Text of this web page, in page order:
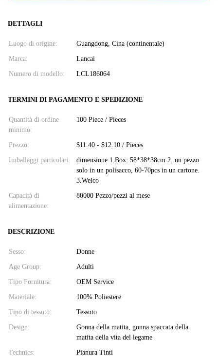
DETTAGLI
Luogo di origine: Guangdong, Cina (continentale)
Marca: Lancai
Numero di modello: LCL186064
TERMINI DI PAGAMENTO E SPEDIZIONE
Quantità di ordine
minimo:
100 Piece / Pieces
Prezzo: $11.40 - $12.10 / Pieces
Imballaggi particolari:
dimensione 1.Box: 58*38*38cm 2. un pezzo
solo in un polisacco, 60-70pcs in un cartone.
3.Welco
Capacità di
alimentazione:
80000 Pezzo/pezzi al mese
DESCRIZIONE
Sesso: Donne
Age Group: Adulti
Tipo Fornitura: OEM Service
Materiale: 100% Poliestere
Tipo di tessuto: Tessuto
Design:
Gonna della matita, gonna spaccata della
matita della vita del legame
Technics: Pianura Tinti